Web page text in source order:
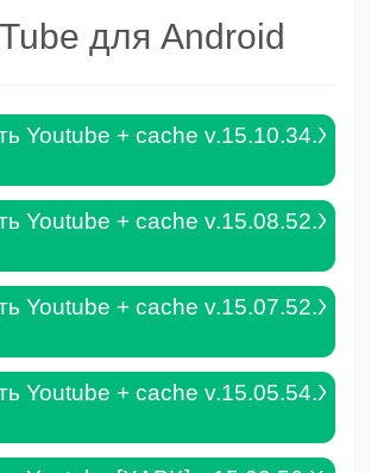
для Android
Youtube + cache
Youtube + cache
Youtube + cache
Youtube + cache